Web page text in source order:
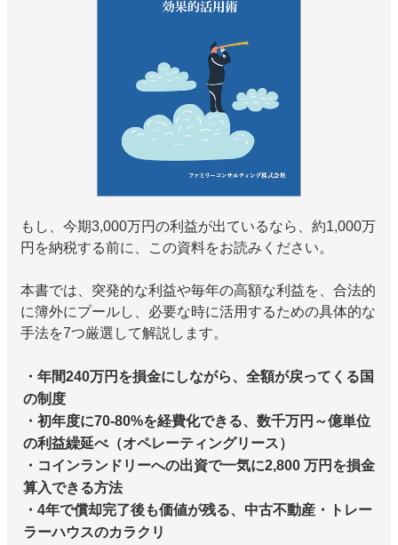
もし、今期3,000万円の利益が出ているなら、約1,000万
円を納税する前に、この資料をお読みください。
本書では、突発的な利益や毎年の高額な利益を、合法的
に簿外にプールし、必要な時に活用するための具体的な
手法を7つ厳選して解説します。
・年間240万円を損金にしながら、全額が戻ってくる国
の制度
・初年度に70-80%を経費化できる、数千万円～億単位
の利益繰延べ（オペレーティングリース）
・コインランドリーへの出資で一気に2,800 万円を損金
算入できる方法
・4年で償却完了後も価値が残る、中古不動産・トレー
ラーハウスのカラクリ